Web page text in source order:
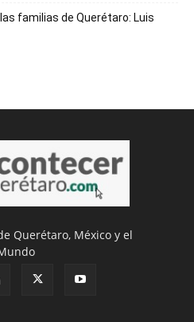
familias de Querétaro: Luis
Querétaro, México y el